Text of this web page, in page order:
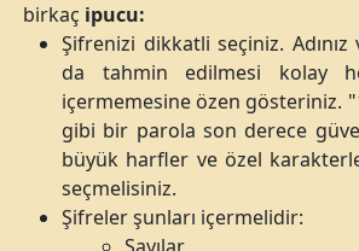
birkaç ipucu:
Şifrenizi dikkatli seçiniz. Adınız
da tahmin edilmesi kolay
içermemesine özen gösteriniz.
gibi bir parola son derece
büyük harfler ve özel
seçmelisiniz.
Şifreler şunları içermelidir: